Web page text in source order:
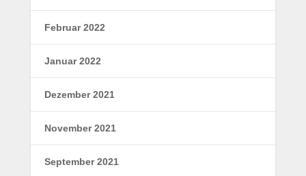
Februar 2022
Januar 2022
Dezember 2021
November 2021
September 2021